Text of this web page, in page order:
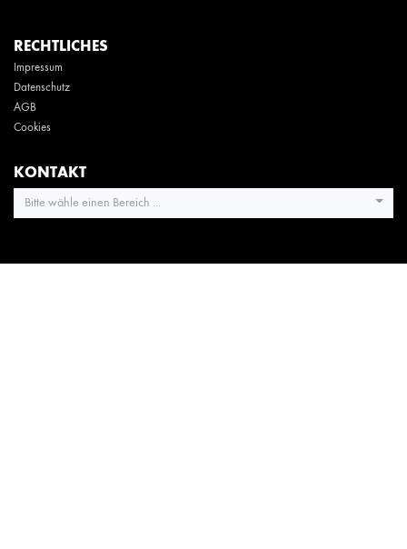
RECHTLICHES
Impressum
Datenschutz
AGB
Cookies
KONTAKT
Bitte wähle einen Bereich ...